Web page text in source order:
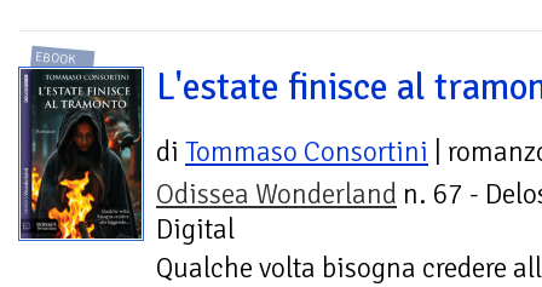
EBOOK
L'estate finisce al
di Tommaso Consortini |
Odissea Wonderland n. 67 -
Digital
Qualche volta bisogna credere